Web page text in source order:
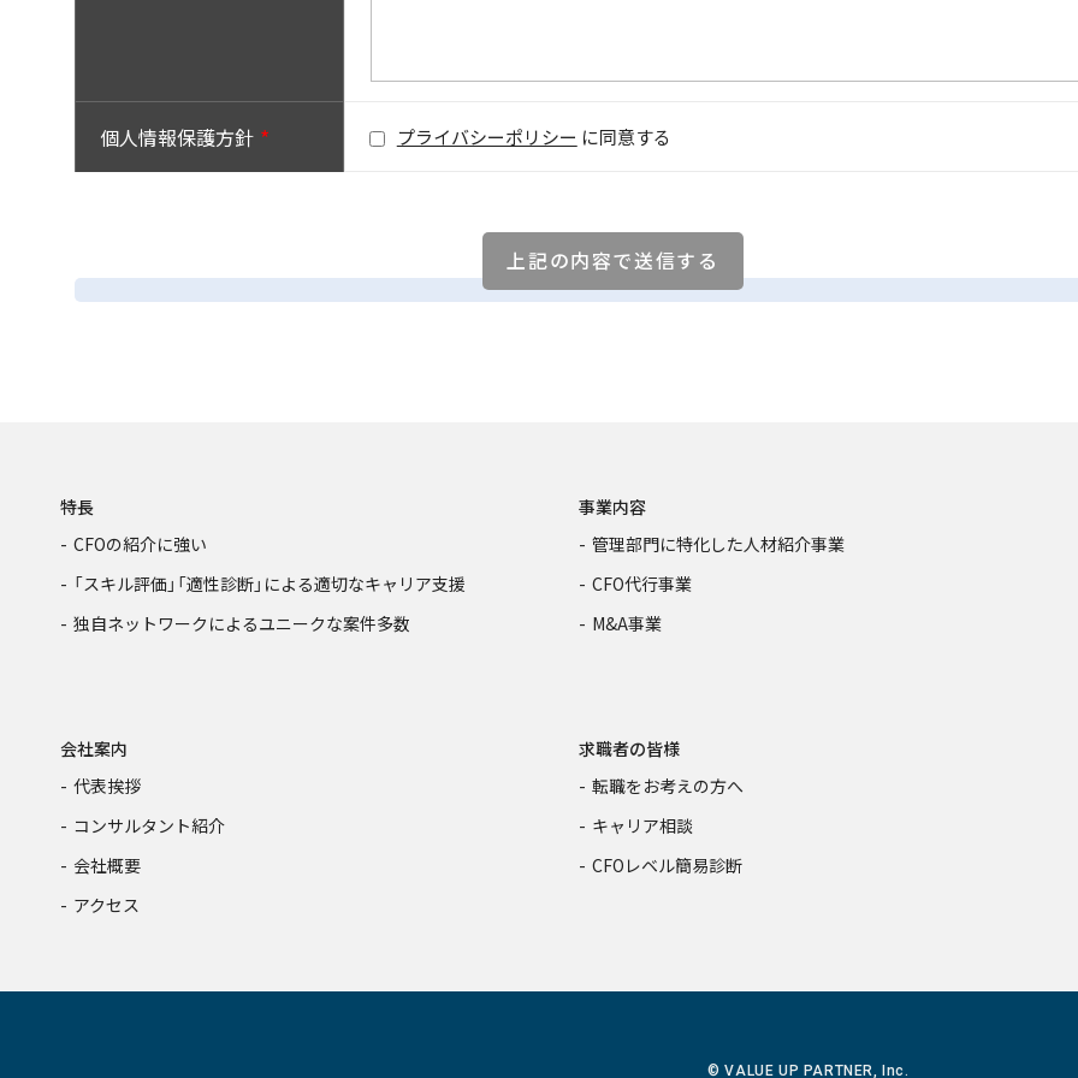
個人情報保護方針 プライバシーポリシー に同意する
特長
CFOの紹介に強い
「スキル評価」「適性診断」による適切なキャリア支援
独自ネットワークによるユニークな案件多数
事業内容
管理部門に特化した人材紹介事業
CFO代行事業
M&A事業
会社案内
代表挨拶
コンサルタント紹介
会社概要
アクセス
求職者の皆様
転職をお考えの方へ
キャリア相談
CFOレベル簡易診断
© VALUE UP PARTNER, Inc.